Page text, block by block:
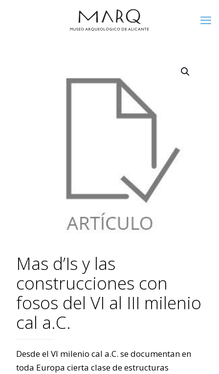
Mas d’Is y las
construcciones con
fosos del VI al III milenio
cal a.C.
Desde el VI milenio cal a.C. se documentan en
toda Europa cierta clase de estructuras